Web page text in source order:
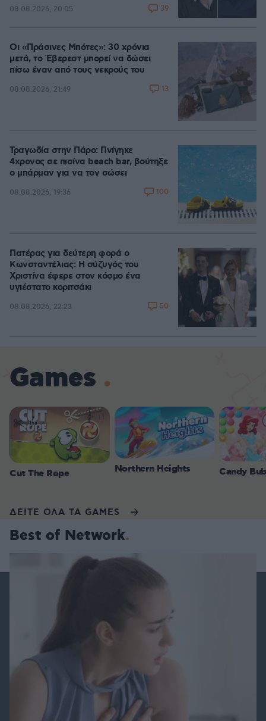
08.08.2026, 20:05 39
Οι «Πράσινες Μπότες»: 30 χρόνια
μετά, το Έβερεστ μπορεί να δώσει
πίσω έναν από τους νεκρούς του
08.08.2026, 21:49 13
Τραγωδία στην Πάρο: Πνίγηκε
4χρονος σε πισίνα beach bar, βούτηξε
ο μπάρμαν για να τον σώσει
08.08.2026, 19:36 100
Πατέρας για δεύτερη φορά ο
Κωνσταντέλιας: Η σύζυγός του
Χριστίνα έφερε στον κόσμο ένα
υγιέστατο κοριτσάκι
08.08.2026, 22:23 50
Games
Cut The Rope Northern Heights Candy
ΔΕΙΤΕ ΟΛΑ ΤΑ GAMES
Best of Network